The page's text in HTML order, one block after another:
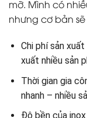
mỡ. Mình có
nhưng cơ bản sẽ
Chi phí sản
xuất nhiều sản
Thời gian gia
nhanh – nhiều
Độ bền của